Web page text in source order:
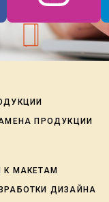
ПРОДУКЦИИ
К МАКЕТАМ
ДИЗАЙНА